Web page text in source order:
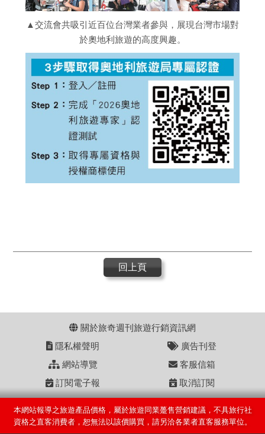
▲交流會共吸引近百位台灣業者參與，展現台灣市場對
於奧地利旅遊的高度興趣。
回上頁
關於旅奇週刊旅遊行銷資訊網
隱私權聲明
廣告刊登
網站導覽
客服信箱
訂閱電子報
取消訂閱
本網站報導之旅遊產品價格，屬於旅遊同業躉售營銷建議，不具旅行社
資格之直客消費者，恕無法以該價購買，請另洽各業者直客服務單位。